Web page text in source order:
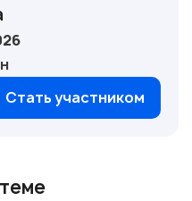
Стать участником